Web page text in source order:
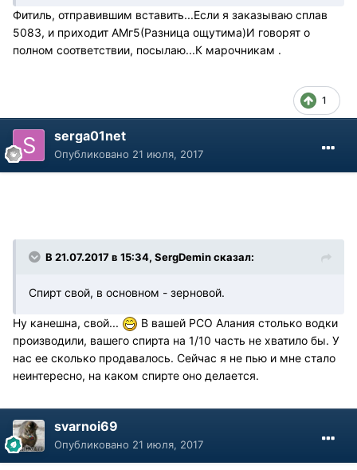
Фитиль, отправившим вставить...Если я заказываю сплав
5083, и приходит АМг5(Разница ощутима)И говорят о
полном соответствии, посылаю...К марочникам .
1
serga01net
Опубликовано 21 июля, 2017
В 21.07.2017 в 15:34, SergDemin сказал:
Спирт свой, в основном - зерновой.
Ну канешна, свой...
В вашей РСО Алания столько водки
производили, вашего спирта на 1/10 часть не хватило бы. У
нас ее сколько продавалось. Сейчас я не пью и мне стало
неинтересно, на каком спирте оно делается.
svarnoi69
Опубликовано 21 июля, 2017